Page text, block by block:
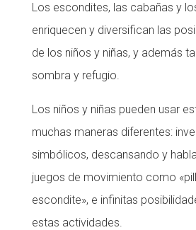
Los escondites, las cabañas y
enriquecen y diversifican las
de los niños y niñas, y además
sombra y refugio.
Los niños y niñas pueden usar
muchas maneras diferentes:
simbólicos, descansando y
juegos de movimiento como
escondite», e infinitas
estas actividades.